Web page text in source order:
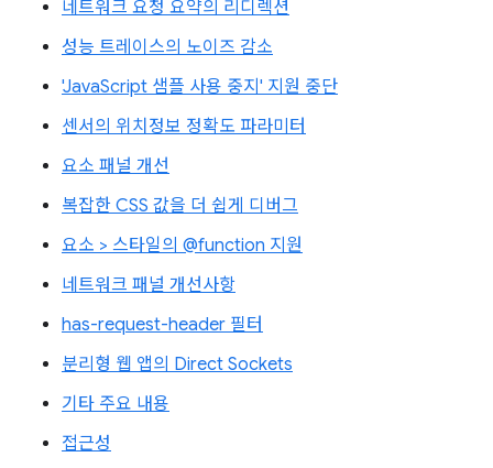
네트워크 요청 요약의 리디렉션
성능 트레이스의 노이즈 감소
'JavaScript 샘플 사용 중지' 지원 중단
센서의 위치정보 정확도 파라미터
요소 패널 개선
복잡한 CSS 값을 더 쉽게 디버그
요소 > 스타일의 @function 지원
네트워크 패널 개선사항
has-request-header 필터
분리형 웹 앱의 Direct Sockets
기타 주요 내용
접근성